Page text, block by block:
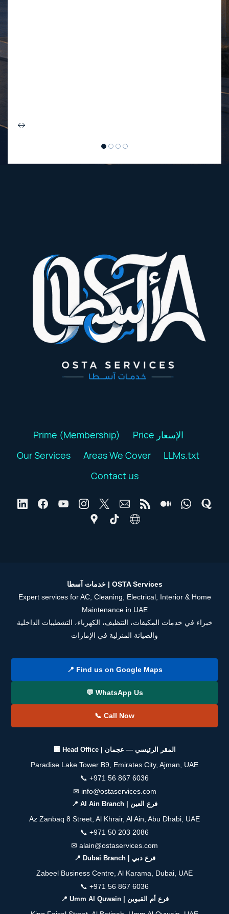
Prime (Membership)
Price الإسعار
Our Services
Areas We Cover
LLMs.txt
Contact us
خدمات آسطا | OSTA Services
Expert services for AC, Cleaning, Electrical, Interior & Home
Maintenance in UAE
خبراء في خدمات المكيفات، التنظيف، الكهرباء، التشطيبات الداخلية
والصيانة المنزلية في الإمارات
📍 Find us on Google Maps
💬 WhatsApp Us
📞 Call Now
🏢 Head Office | المقر الرئيسي — عجمان
Paradise Lake Tower B9, Emirates City, Ajman, UAE
📞 +971 56 867 6036
✉ info@ostaservices.com
📍 Al Ain Branch | فرع العين
Az Zanbaq 8 Street, Al Khrair, Al Ain, Abu Dhabi, UAE
📞 +971 50 203 2086
✉ alain@ostaservices.com
📍 Dubai Branch | فرع دبي
Zabeel Business Centre, Al Karama, Dubai, UAE
📞 +971 56 867 6036
📍 Umm Al Quwain | فرع أم القيوين